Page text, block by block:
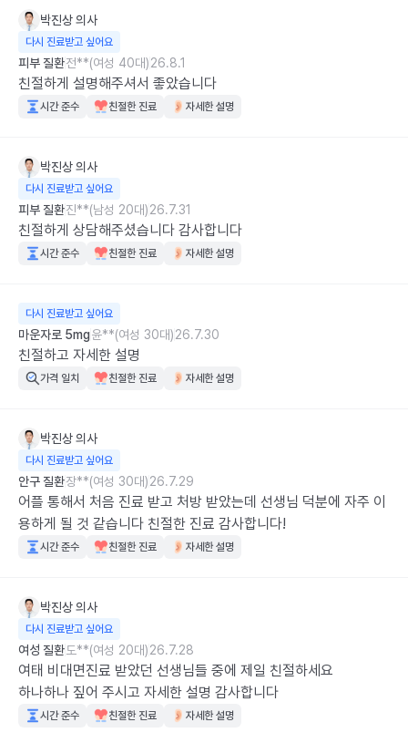
박진상의사
다시 진료받고 싶어요
피부 질환전**(여성 40대)26.8.1
친절하게 설명해주셔서 좋았습니다
시간 준수 친절한 진료 자세한 설명
박진상의사
다시 진료받고 싶어요
피부 질환진**(남성 20대)26.7.31
친절하게 상담해주셨습니다 감사합니다
시간 준수 친절한 진료 자세한 설명
다시 진료받고 싶어요
마운자로 5mg윤**(여성 30대)26.7.30
친절하고 자세한 설명
가격 일치 친절한 진료 자세한 설명
박진상의사
다시 진료받고 싶어요
안구 질환장**(여성 30대)26.7.29
어플 통해서 처음 진료 받고 처방 받았는데 선생님 덕분에 자주 이
용하게 될 것 같습니다 친절한 진료 감사합니다!
시간 준수 친절한 진료 자세한 설명
박진상의사
다시 진료받고 싶어요
여성 질환도**(여성 20대)26.7.28
여태 비대면진료 받았던 선생님들 중에 제일 친절하세요
하나하나 짚어 주시고 자세한 설명 감사합니다
시간 준수 친절한 진료 자세한 설명